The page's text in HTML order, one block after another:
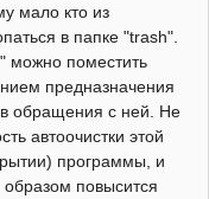
мало кто из
в папке "trash".
можно поместить
предназначения
обращения с ней. Не
автоочистки этой
программы, и
повысится